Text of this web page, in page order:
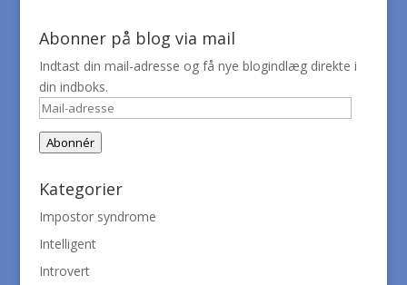
Abonner på blog via mail
Indtast din mail-adresse og få nye blogindlæg direkte i
din indboks.
Mail-
adresse
Abonnér
Kategorier
Impostor syndrome
Intelligent
Introvert